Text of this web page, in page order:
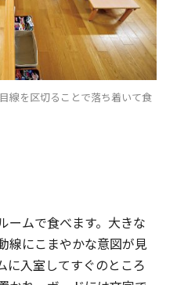
線を区切ることで落ち着いて食
ームで食べます。大きな
線にこまやかな意図が見
に入室してすぐのところ